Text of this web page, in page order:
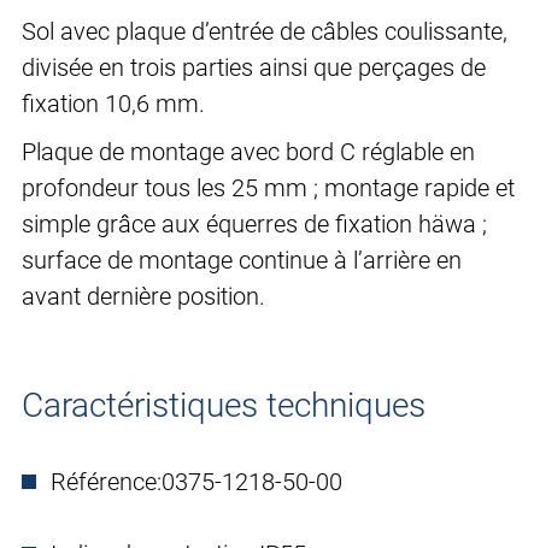
Sol avec plaque d’entrée de câbles coulissante,
divisée en trois parties ainsi que perçages de
fixation 10,6 mm.
Plaque de montage avec bord C réglable en
profondeur tous les 25 mm ; montage rapide et
simple grâce aux équerres de fixation häwa ;
surface de montage continue à l’arrière en
avant dernière position.
Caractéristiques techniques
Référence:0375-1218-50-00